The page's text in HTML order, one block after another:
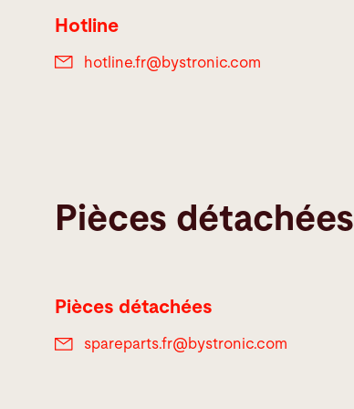
Hotline
hotline.fr@bystronic.com
Pièces détachées
Pièces détachées
spareparts.fr@bystronic.com